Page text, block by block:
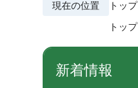
現在の位置 トップ
トップ
新着情報